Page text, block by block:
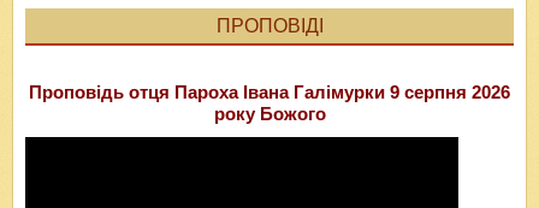
ПРОПОВІДІ
Проповідь отця Пароха Івана Галімурки 9 серпня 2026
року Божого